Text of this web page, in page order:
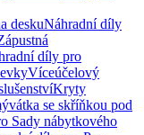
deskuNáhradní díly
díly pro
Víceúčelový
Kryty
se skříňkou pod
Sady nábytkového